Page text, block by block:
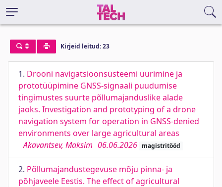
Kirjeid leitud: 23
1. Drooni navigatsioonsüsteemi uurimine ja
prototüüpimine GNSS-signaali puudumise
tingimustes suurte põllumajanduslike alade
jaoks. Investigation and prototyping of a drone
navigation system for operation in GNSS-denied
environments over large agricultural areas
Akavantsev, Maksim 06.06.2026 magistritööd
2. Põllumajandustegevuse mõju pinna- ja
põhjaveele Eestis. The effect of agricultural